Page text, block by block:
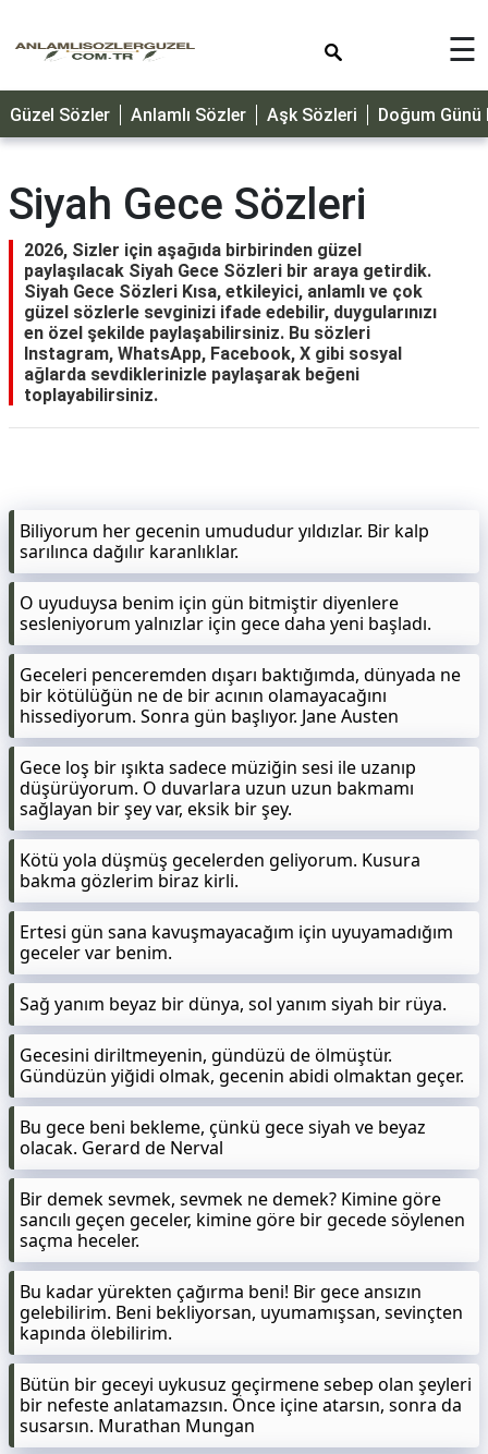
GÜZEL
SÖZLER
DOĞUM
GÜNÜ
MESAJLARI
ÖZEL
GÜNLER
DİNİ
SÖZLER
☰
Güzel Sözler Anlamlı Sözler Aşk Sözleri Doğum Günü
Siyah Gece Sözleri
2026, Sizler için aşağıda birbirinden güzel
paylaşılacak Siyah Gece Sözleri bir araya getirdik.
Siyah Gece Sözleri Kısa, etkileyici, anlamlı ve çok
güzel sözlerle sevginizi ifade edebilir, duygularınızı
en özel şekilde paylaşabilirsiniz. Bu sözleri
Instagram, WhatsApp, Facebook, X gibi sosyal
ağlarda sevdiklerinizle paylaşarak beğeni
toplayabilirsiniz.
Biliyorum her gecenin umududur yıldızlar. Bir kalp
sarılınca dağılır karanlıklar.
O uyuduysa benim için gün bitmiştir diyenlere
sesleniyorum yalnızlar için gece daha yeni başladı.
Geceleri penceremden dışarı baktığımda, dünyada ne
bir kötülüğün ne de bir acının olamayacağını
hissediyorum. Sonra gün başlıyor. Jane Austen
Gece loş bir ışıkta sadece müziğin sesi ile uzanıp
düşürüyorum. O duvarlara uzun uzun bakmamı
sağlayan bir şey var, eksik bir şey.
Kötü yola düşmüş gecelerden geliyorum. Kusura
bakma gözlerim biraz kirli.
Ertesi gün sana kavuşmayacağım için uyuyamadığım
geceler var benim.
Sağ yanım beyaz bir dünya, sol yanım siyah bir rüya.
Gecesini diriltmeyenin, gündüzü de ölmüştür.
Gündüzün yiğidi olmak, gecenin abidi olmaktan geçer.
Bu gece beni bekleme, çünkü gece siyah ve beyaz
olacak. Gerard de Nerval
Bir demek sevmek, sevmek ne demek? Kimine göre
sancılı geçen geceler, kimine göre bir gecede söylenen
saçma heceler.
Bu kadar yürekten çağırma beni! Bir gece ansızın
gelebilirim. Beni bekliyorsan, uyumamışsan, sevinçten
kapında ölebilirim.
Bütün bir geceyi uykusuz geçirmene sebep olan şeyleri
bir nefeste anlatamazsın. Önce içine atarsın, sonra da
susarsın. Murathan Mungan